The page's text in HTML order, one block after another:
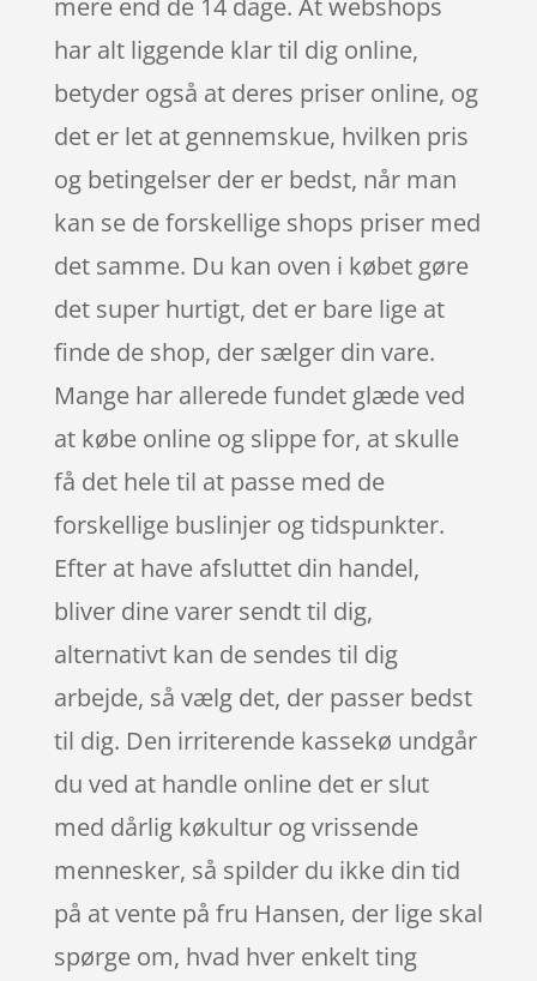
har alt liggende klar til dig online,
betyder også at deres priser online, og
det er let at gennemskue, hvilken pris
og betingelser der er bedst, når man
kan se de forskellige shops priser med
det samme. Du kan oven i købet gøre
det super hurtigt, det er bare lige at
finde de shop, der sælger din vare.
Mange har allerede fundet glæde ved
at købe online og slippe for, at skulle
få det hele til at passe med de
forskellige buslinjer og tidspunkter.
Efter at have afsluttet din handel,
bliver dine varer sendt til dig,
alternativt kan de sendes til dig
arbejde, så vælg det, der passer bedst
til dig. Den irriterende kassekø undgår
du ved at handle online det er slut
med dårlig køkultur og vrissende
mennesker, så spilder du ikke din tid
på at vente på fru Hansen, der lige skal
spørge om, hvad hver enkelt ting